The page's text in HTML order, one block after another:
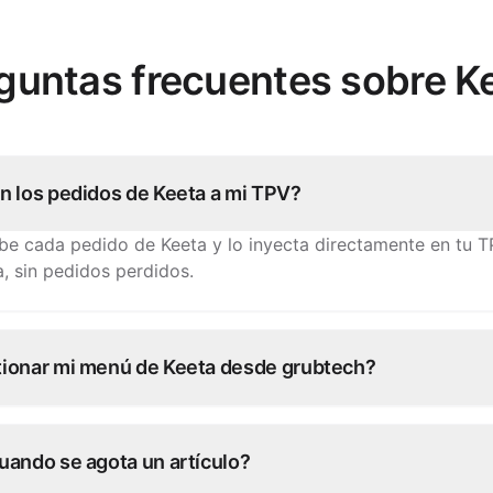
frecuentes sobre
los pedidos de Keeta a mi TPV?
cada pedido de Keeta y lo inyecta directamente en tu
sin pedidos perdidos.
mi menú de Keeta desde grubtech?
se agota un artículo?